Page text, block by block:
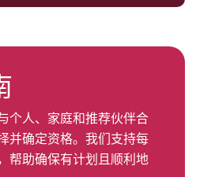
个人、家庭和推荐伙伴合
并确定资格。我们支持每
帮助确保有计划且顺利地